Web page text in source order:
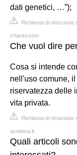
dati genetici, …”);
Richiesta di rimozione
chiarini.com
Che vuol dire
Cosa si intende
nell'uso comune,
riservatezza delle
vita privata.
Richiesta di rimozione
assiteca.it
Quali articoli